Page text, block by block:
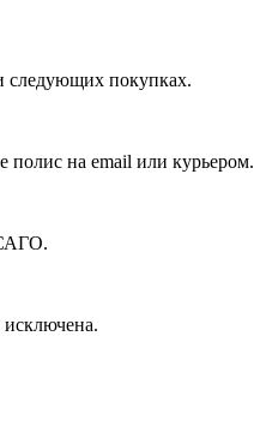
следующих покупках.
полис на email или курьером.